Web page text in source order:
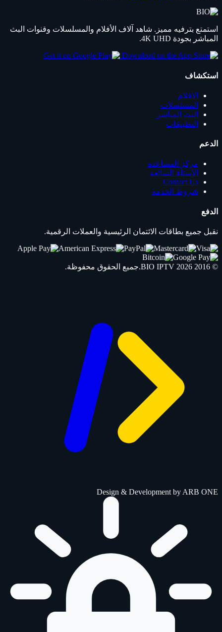
استمتع بترفيه مميز. شاهد آلاف الأفلام والمسلسلات وقنوات البث
المباشر بجودة 4K UHD.
استكشاف
الأفلام
المسلسلات
البث المباشر
التطبيقات
الدعم
مركز المساعدة
الأسئلة الشائعة
Contact Us
شروط الخدمة
الدفع
نقبل جميع بطاقات الائتمان الرئيسية والعملات الرقمية.
© 2016 2026
BIO IPTV .جميع الحقوق محفوظة.
Design & Development by ARB ONE